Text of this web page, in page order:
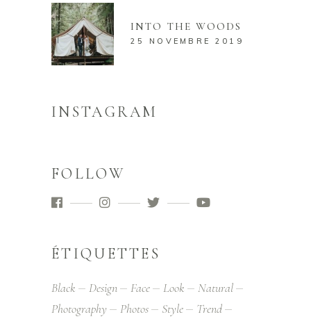
INTO THE WOODS
25 NOVEMBRE 2019
INSTAGRAM
FOLLOW
ÉTIQUETTES
Black Design Face Look
Natural
Photography
Photos Style
Trend